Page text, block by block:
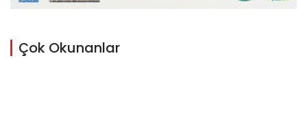
Çok Okunanlar